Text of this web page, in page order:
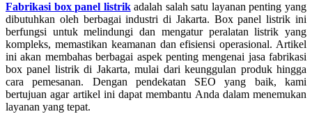
Fabrikasi box panel listrikadalah salah satu layanan penting yang
dibutuhkan oleh berbagai industri di Jakarta. Box panel listrik ini
berfungsi untuk melindungi dan mengatur peralatan listrik yang
kompleks, memastikan keamanan dan efisiensi operasional. Artikel
ini akan membahas berbagai aspek penting mengenai jasa fabrikasi
box panel listrik di Jakarta, mulai dari keunggulan produk hingga
cara pemesanan. Dengan pendekatan SEO yang baik, kami
bertujuan agar artikel ini dapat membantu Anda dalam menemukan
layanan yang tepat.